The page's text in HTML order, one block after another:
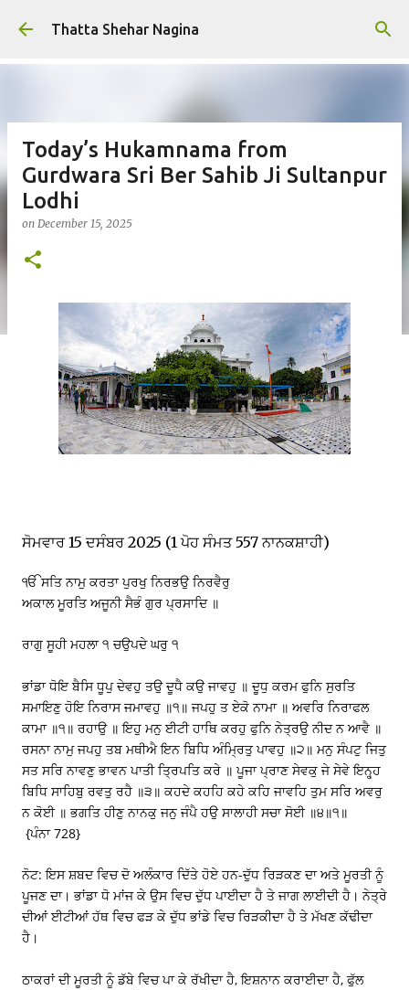
Skip to main content
Thatta Shehar Nagina
Today’s Hukamnama from
Gurdwara Sri Ber Sahib Ji Sultanpur
Lodhi
on December 15, 2025
ਸੋਮਵਾਰ 15 ਦਸੰਬਰ 2025 (1 ਪੋਹ ਸੰਮਤ 557 ਨਾਨਕਸ਼ਾਹੀ)
ੴ ਸਤਿ ਨਾਮੁ ਕਰਤਾ ਪੁਰਖੁ ਨਿਰਭਉ ਨਿਰਵੈਰੁ
ਅਕਾਲ ਮੂਰਤਿ ਅਜੂਨੀ ਸੈਭੰ ਗੁਰ ਪ੍ਰਸਾਦਿ ॥
ਰਾਗੁ ਸੂਹੀ ਮਹਲਾ ੧ ਚਉਪਦੇ ਘਰੁ ੧
ਭਾਂਡਾ ਧੋਇ ਬੈਸਿ ਧੂਪੁ ਦੇਵਹੁ ਤਉ ਦੂਧੈ ਕਉ ਜਾਵਹੁ ॥ ਦੂਧੁ ਕਰਮ ਫੁਨਿ ਸੁਰਤਿ
ਸਮਾਇਣੁ ਹੋਇ ਨਿਰਾਸ ਜਮਾਵਹੁ ॥੧॥ ਜਪਹੁ ਤ ਏਕੋ ਨਾਮਾ ॥ ਅਵਰਿ ਨਿਰਾਫਲ
ਕਾਮਾ ॥੧॥ ਰਹਾਉ ॥ ਇਹੁ ਮਨੁ ਈਟੀ ਹਾਥਿ ਕਰਹੁ ਫੁਨਿ ਨੇਤ੍ਰਉ ਨੀਦ ਨ ਆਵੈ ॥
ਰਸਨਾ ਨਾਮੁ ਜਪਹੁ ਤਬ ਮਥੀਐ ਇਨ ਬਿਧਿ ਅੰਮ੍ਰਿਤੁ ਪਾਵਹੁ ॥੨॥ ਮਨੁ ਸੰਪਟੁ ਜਿਤੁ
ਸਤ ਸਰਿ ਨਾਵਣੁ ਭਾਵਨ ਪਾਤੀ ਤ੍ਰਿਪਤਿ ਕਰੇ ॥ ਪੂਜਾ ਪ੍ਰਾਣ ਸੇਵਕੁ ਜੇ ਸੇਵੇ ਇਨ੍ਹ੍ਹ
ਬਿਧਿ ਸਾਹਿਬੁ ਰਵਤੁ ਰਹੈ ॥੩॥ ਕਹਦੇ ਕਹਹਿ ਕਹੇ ਕਹਿ ਜਾਵਹਿ ਤੁਮ ਸਰਿ ਅਵਰੁ
ਨ ਕੋਈ ॥ ਭਗਤਿ ਹੀਣੁ ਨਾਨਕੁ ਜਨੁ ਜੰਪੈ ਹਉ ਸਾਲਾਹੀ ਸਚਾ ਸੋਈ ॥੪॥੧॥
{ਪੰਨਾ 728}
ਨੋਟ: ਇਸ ਸ਼ਬਦ ਵਿਚ ਦੋ ਅਲੰਕਾਰ ਦਿੱਤੇ ਹੋਏ ਹਨ-ਦੁੱਧ ਰਿੜਕਣ ਦਾ ਅਤੇ ਮੂਰਤੀ ਨੂੰ
ਪੂਜਣ ਦਾ। ਭਾਂਡਾ ਧੋ ਮਾਂਜ ਕੇ ਉਸ ਵਿਚ ਦੁੱਧ ਪਾਈਦਾ ਹੈ ਤੇ ਜਾਗ ਲਾਈਦੀ ਹੈ। ਨੇਤ੍ਰੇ
ਦੀਆਂ ਈਟੀਆਂ ਹੱਥ ਵਿਚ ਫੜ ਕੇ ਦੁੱਧ ਭਾਂਡੇ ਵਿਚ ਰਿੜਕੀਦਾ ਹੈ ਤੇ ਮੱਖਣ ਕੱਢੀਦਾ
ਹੈ।
ਠਾਕਰਾਂ ਦੀ ਮੂਰਤੀ ਨੂੰ ਡੱਬੇ ਵਿਚ ਪਾ ਕੇ ਰੱਖੀਦਾ ਹੈ, ਇਸ਼ਨਾਨ ਕਰਾਈਦਾ ਹੈ, ਫੁੱਲ